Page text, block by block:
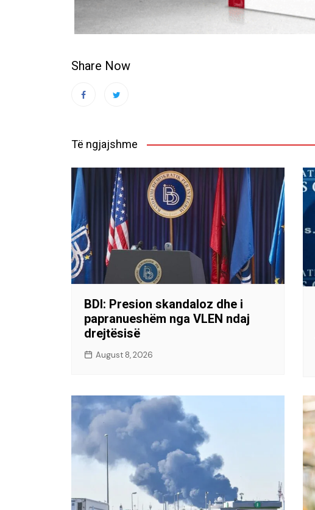
Share Now
Të ngjajshme
BDI: Presion skandaloz dhe i
papranueshëm nga VLEN ndaj
drejtësisë
August 8, 2026